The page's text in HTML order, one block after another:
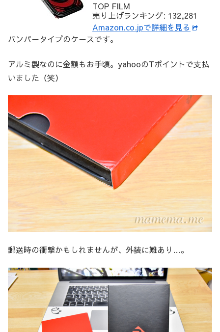
TOP FILM
売り上げランキング: 132,281
Amazon.co.jpで詳細を見る
バンパータイプのケースです。
アルミ製なのに金額もお手頃。yahooのTポイントで支払
いました（笑）
郵送時の衝撃かもしれませんが、外装に難あり…。